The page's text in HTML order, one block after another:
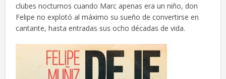
clubes nocturnos cuando Marc apenas era un niño, don
Felipe no explotó al máximo su sueño de convertirse en
cantante, hasta entradas sus ocho décadas de vida.